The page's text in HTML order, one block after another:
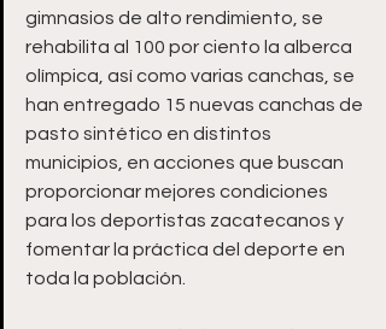
gimnasios de alto rendimiento, se
rehabilita al 100 por ciento la alberca
olímpica, así como varias canchas, se
han entregado 15 nuevas canchas de
pasto sintético en distintos
municipios, en acciones que buscan
proporcionar mejores condiciones
para los deportistas zacatecanos y
fomentar la práctica del deporte en
toda la población.